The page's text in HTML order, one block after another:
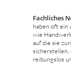
Fachliches
haben oft ein
wie
auf die sie
sicherstellen,
reibungslos